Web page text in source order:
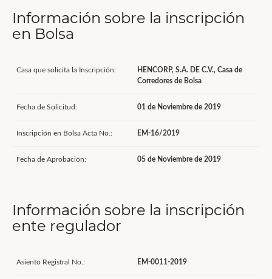
Información sobre la inscripción
en Bolsa
Casa que solicita la Inscripción:
HENCORP, S.A. DE C.V., Casa de
Corredores de Bolsa
Fecha de Solicitud: 01 de Noviembre de 2019
Inscripción en Bolsa Acta No.: EM-16/2019
Fecha de Aprobación: 05 de Noviembre de 2019
Información sobre la inscripción
ente regulador
Asiento Registral No.: EM-0011-2019